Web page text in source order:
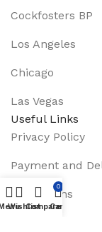
Cockfosters BP
Los Angeles
Chicago
Las Vegas
Useful Links
Privacy Policy
Payment and
Promotions
WishlistCompare
0
Cart